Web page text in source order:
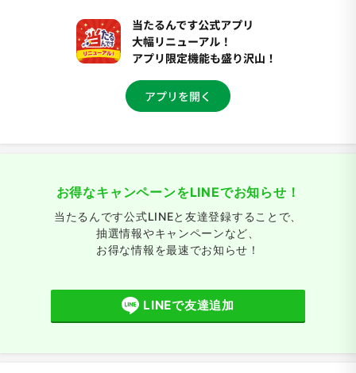
お得なキャンペーンをLINEでお知らせ！
当たるんです公式LINEと友達登録することで、
抽選情報やキャンペーンなど、
お得な情報を最速でお知らせ！
LINEで友達追加